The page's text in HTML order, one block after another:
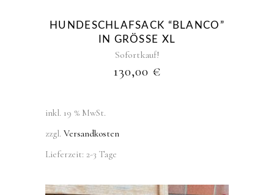
HUNDESCHLAFSACK “BLANCO”
IN GRÖSSE XL
Sofortkauf!
130,00 €
inkl. 19 % MwSt.
zzgl. Versandkosten
Lieferzeit: 2-3 Tage